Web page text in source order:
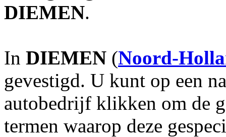
DIEMEN.
In DIEMEN (Noord-
gevestigd. U kunt op een
autobedrijf klikken om de
termen waarop deze